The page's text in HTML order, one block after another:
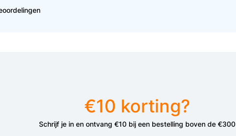
€10 korting?
Schrijf je in en ontvang €10 bij een bestelling boven de €300